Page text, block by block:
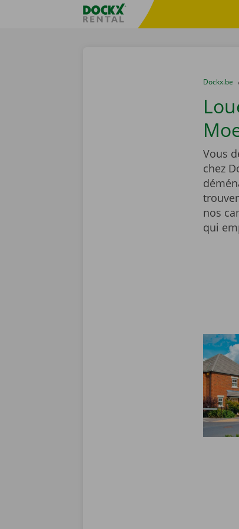
sitename
You are
du
Dockx.be
Vous
chez
nos
qui